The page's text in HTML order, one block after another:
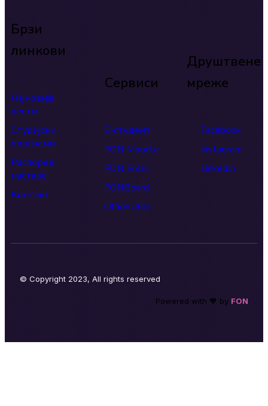
Брзи
линкови
Најновије
вести
Студијски
програми
Распоред
наставе
Контакт
Сервиси
Е-студент
FON Moodle
FON Email
FONBoard
Office 365
Друштвене
мреже
Facebook
Instagram
LinkedIn
© Copyright 2023, All rights reserved
Powered with 🧡 by FON